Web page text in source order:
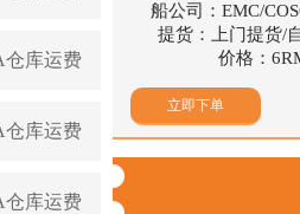
仓库运费
仓库运费
仓库运费
船公司：EMC/
提货：上门提货/
价格：
立即下单